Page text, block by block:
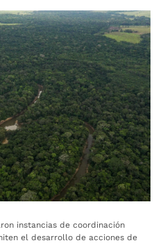
instancias de coordinación
el desarrollo de acciones de